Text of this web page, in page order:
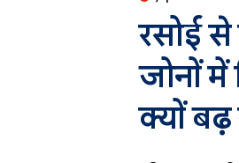
रसोई से
जोनों में
क्यों बढ़